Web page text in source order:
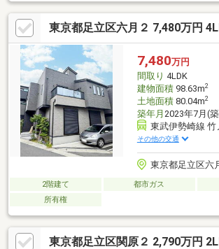
ンをクリック）■オンライン相談のご案内（※見
ランチや仕事後の15分で完結！住宅ローン相談や
ュミレーションについても全てオンラインでの
ております。※LINEやメール、お電話でのやり取
東京都足立区六月２ 7,480万円
7,480万円
間取り 4LDK
建物面積98.63m2
土地面積80.04m2
築年月 2023年7月(
東武伊勢崎線 竹
その他の交通
東京都足立区六
2階建て 都市ガス
所有権
東京都足立区関原２ 2,790万円